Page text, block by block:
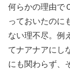
何らかの理由で
っておいたのに
ない理不尽。例
てナアナアにし
にも関わらず、